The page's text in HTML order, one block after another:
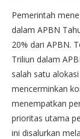
Pemerintah
dalam APBN
20% dari APBN.
Triliun dalam
salah satu
mencerminkan
menempatkan
prioritas utama
ini disalurkan